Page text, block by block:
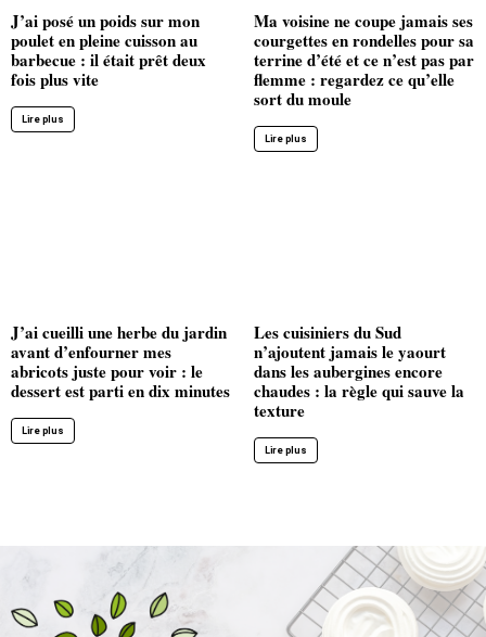
J’ai posé un poids sur mon
poulet en pleine cuisson au
barbecue : il était prêt deux
fois plus vite
Lire plus
Ma voisine ne coupe jamais ses
courgettes en rondelles pour sa
terrine d’été et ce n’est pas par
flemme : regardez ce qu’elle
sort du moule
Lire plus
J’ai cueilli une herbe du jardin
avant d’enfourner mes
abricots juste pour voir : le
dessert est parti en dix minutes
Lire plus
Les cuisiniers du Sud
n’ajoutent jamais le yaourt
dans les aubergines encore
chaudes : la règle qui sauve la
texture
Lire plus